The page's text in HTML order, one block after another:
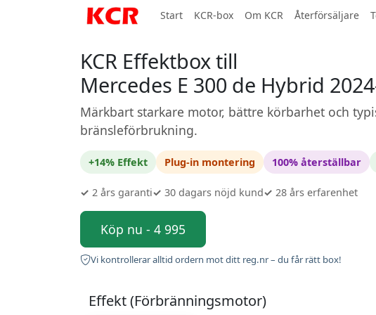
Start KCR-box Om KCR Återförsäljare
KCR Effektbox till
Mercedes E 300 de Hybrid
Märkbart starkare motor, bättre körbarhet och
bränsleförbrukning.
+14% Effekt Plug-in montering 100% återställbar
✓ 2 års garanti✓ 30 dagars nöjd kund✓ 28 års erfarenhet
Köp nu - 4 995
Vi kontrollerar alltid ordern mot ditt reg.nr – du får rätt box!
Effekt (Förbränningsmotor)